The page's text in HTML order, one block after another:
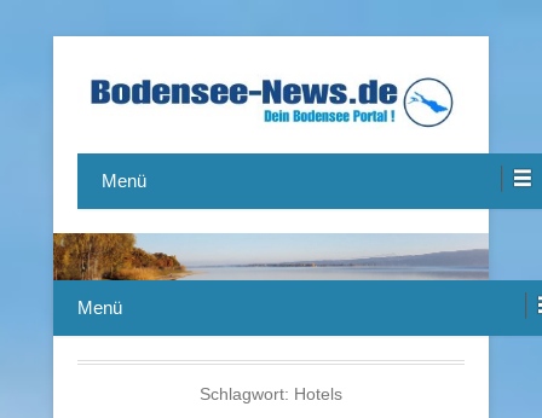
Bodensee-News.de
Menü
Menü
Schlagwort: Hotels